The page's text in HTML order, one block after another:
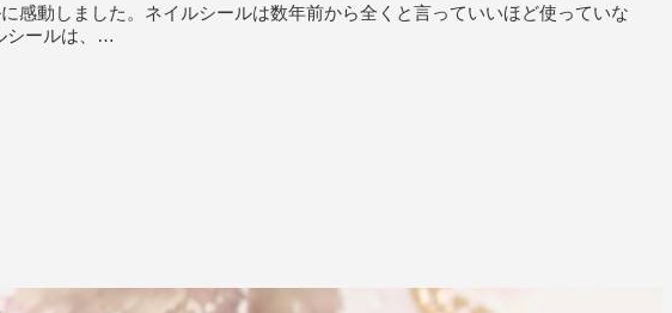
感動しました。ネイルシールは数年前から全くと言っていいほど使っていな
シールは、…